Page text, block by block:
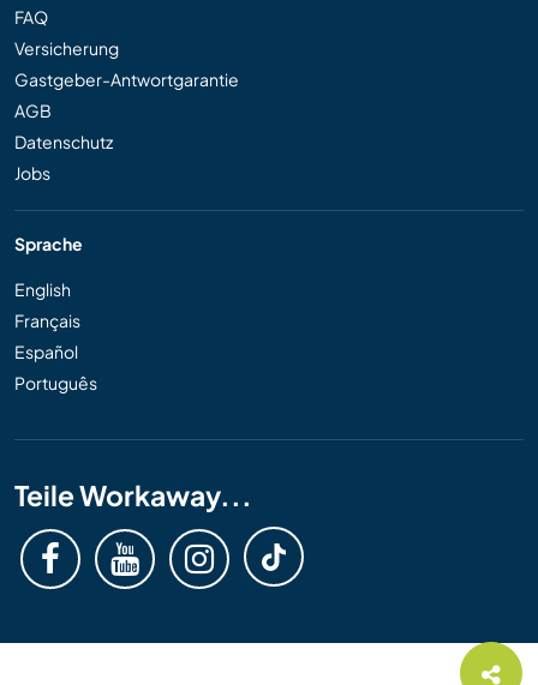
FAQ
Versicherung
Gastgeber-Antwortgarantie
AGB
Datenschutz
Jobs
Sprache
English
Français
Español
Português
Teile Workaway...